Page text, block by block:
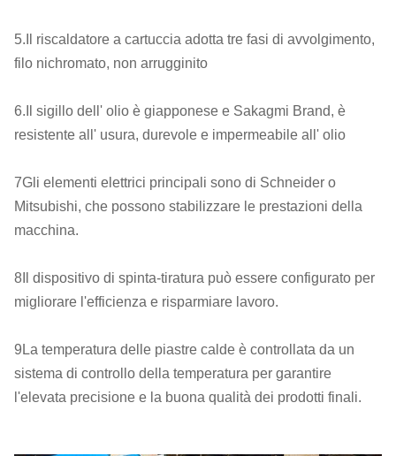
5.Il riscaldatore a cartuccia adotta tre fasi di avvolgimento,
filo nichromato, non arrugginito
6.Il sigillo dell' olio è giapponese e Sakagmi Brand, è
resistente all' usura, durevole e impermeabile all' olio
7Gli elementi elettrici principali sono di Schneider o
Mitsubishi, che possono stabilizzare le prestazioni della
macchina.
8Il dispositivo di spinta-tiratura può essere configurato per
migliorare l'efficienza e risparmiare lavoro.
9La temperatura delle piastre calde è controllata da un
sistema di controllo della temperatura per garantire
l'elevata precisione e la buona qualità dei prodotti finali.